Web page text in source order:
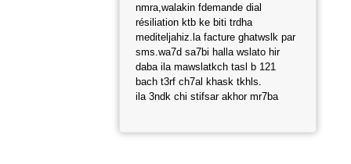
nmra,walakin fdemande dial
résiliation ktb ke biti trdha
mediteljahiz.la facture ghatwslk par
sms.wa7d sa7bi halla wslato hir
daba ila mawslatkch tasl b 121
bach t3rf ch7al khask tkhls.
ila 3ndk chi stifsar akhor mr7ba